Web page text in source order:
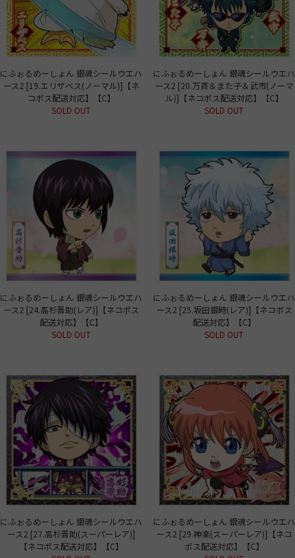
にふぉるめーしょん 銀魂シールウエハ
ース2 [19.エリザベス(ノーマル)]【ネ
コポス配送対応】【C】
SOLD OUT
にふぉるめーしょん 銀魂シールウエハ
ース2 [20.万斉＆また子＆武市(ノーマ
ル)]【ネコポス配送対応】【C】
SOLD OUT
にふぉるめーしょん 銀魂シールウエハ
ース2 [24.高杉晋助(レア)]【ネコポス
配送対応】【C】
SOLD OUT
にふぉるめーしょん 銀魂シールウエハ
ース2 [25.坂田銀時(レア)]【ネコポス
配送対応】【C】
SOLD OUT
にふぉるめーしょん 銀魂シールウエハ
ース2 [27.高杉晋助(スーパーレア)]
【ネコポス配送対応】【C】
にふぉるめーしょん 銀魂シールウエハ
ース2 [29.神楽(スーパーレア)]【ネコ
ポス配送対応】【C】